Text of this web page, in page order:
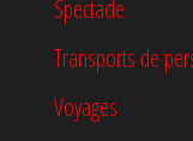
Spectacle
Transports de
Voyages